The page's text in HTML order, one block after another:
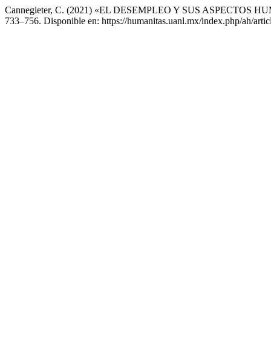
Cannegieter, C. (2021) «EL DESEMPLEO Y SUS ASPECTOS
733–756. Disponible en: https://humanitas.uanl.mx/index.php/ah/